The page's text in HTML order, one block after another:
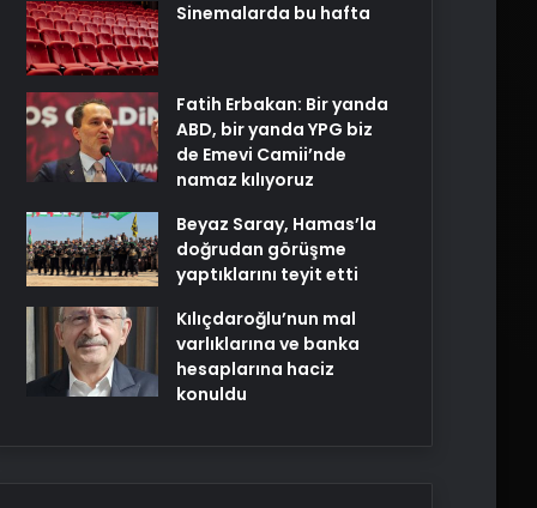
Sinemalarda bu hafta
Fatih Erbakan: Bir yanda
ABD, bir yanda YPG biz
de Emevi Camii’nde
namaz kılıyoruz
Beyaz Saray, Hamas’la
doğrudan görüşme
yaptıklarını teyit etti
Kılıçdaroğlu’nun mal
varlıklarına ve banka
hesaplarına haciz
konuldu